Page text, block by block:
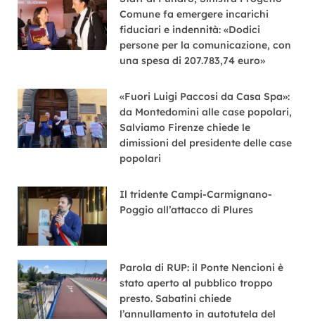
Comune fa emergere incarichi
fiduciari e indennità: «Dodici
persone per la comunicazione, con
una spesa di 207.783,74 euro»
«Fuori Luigi Paccosi da Casa Spa»:
da Montedomini alle case popolari,
Salviamo Firenze chiede le
dimissioni del presidente delle case
popolari
Il tridente Campi-Carmignano-
Poggio all’attacco di Plures
Parola di RUP: il Ponte Nencioni è
stato aperto al pubblico troppo
presto. Sabatini chiede
l’annullamento in autotutela del